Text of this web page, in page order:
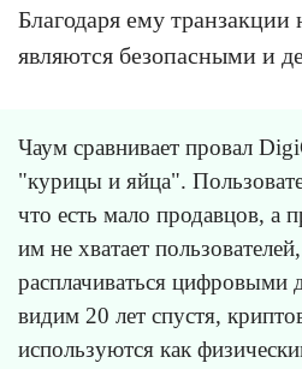
Благодаря ему транзакции
являются безопасными и
Чаум сравнивает провал
"курицы и яйца".
что есть мало продавцов, а
им не хватает
расплачиваться цифровыми
видим 20 лет спустя,
используются как